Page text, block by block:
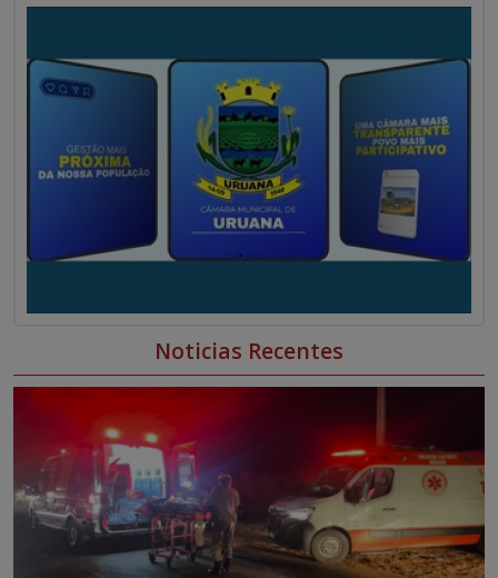
Noticias Recentes